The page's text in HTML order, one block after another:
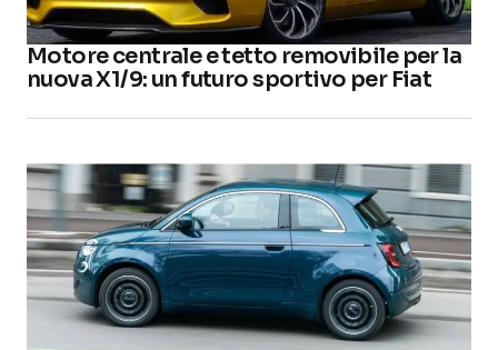
Motore centrale e tetto removibile per la
nuova X1/9: un futuro sportivo per Fiat